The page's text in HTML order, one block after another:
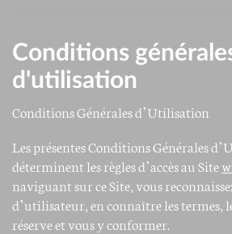
Conditions
d'utilisation
Conditions Générales d’Utilisation
Les présentes Conditions Générales
déterminent les règles d’accès au Site
naviguant sur ce Site, vous
d’utilisateur, en connaître les termes,
réserve et vous y conformer.